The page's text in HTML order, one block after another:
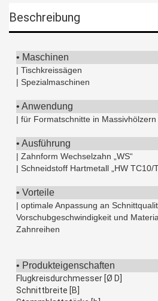
Beschreibung
• Maschinen
| Tischkreissägen
| Spezialmaschinen
• Anwendung
| für Formatschnitte in Massivhölzern
• Ausführung
| Zahnform Wechselzahn „WS“
| Schneidstoff Hartmetall „HW TC10/
• Vorteile
| optimale Anpassung an
Vorschubgeschwindigkeit und
Zahnreihen
• Produkteigenschaften
Flugkreisdurchmesser [Ø D]
Schnittbreite [B]